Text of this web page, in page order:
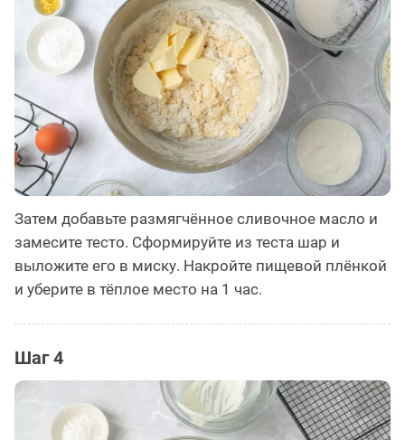
Затем добавьте размягчённое сливочное масло и
замесите тесто. Сформируйте из теста шар и
выложите его в миску. Накройте пищевой плёнкой
и уберите в тёплое место на 1 час.
Шаг 4